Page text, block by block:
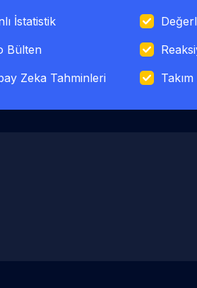
İstatistik
Bülten
Zeka Tahminleri